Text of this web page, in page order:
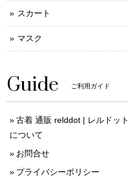
スカート
マスク
Guide ご利用ガイド
古着 通販 relddot | レルドット
について
お問合せ
プライバシーポリシー